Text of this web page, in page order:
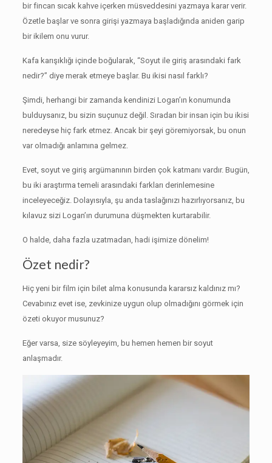
bir fincan sıcak kahve içerken müsveddesini yazmaya karar verir.
Özetle başlar ve sonra girişi yazmaya başladığında aniden garip
bir ikilem onu ​​vurur.
Kafa karışıklığı içinde boğularak, “Soyut ile giriş arasındaki fark
nedir?” diye merak etmeye başlar. Bu ikisi nasıl farklı?
Şimdi, herhangi bir zamanda kendinizi Logan’ın konumunda
bulduysanız, bu sizin suçunuz değil. Sıradan bir insan için bu ikisi
neredeyse hiç fark etmez. Ancak bir şeyi göremiyorsak, bu onun
var olmadığı anlamına gelmez.
Evet, soyut ve giriş argümanının birden çok katmanı vardır. Bugün,
bu iki araştırma temeli arasındaki farkları derinlemesine
inceleyeceğiz. Dolayısıyla, şu anda taslağınızı hazırlıyorsanız, bu
kılavuz sizi Logan’ın durumuna düşmekten kurtarabilir.
O halde, daha fazla uzatmadan, hadi işimize dönelim!
Özet nedir?
Hiç yeni bir film için bilet alma konusunda kararsız kaldınız mı?
Cevabınız evet ise, zevkinize uygun olup olmadığını görmek için
özeti okuyor musunuz?
Eğer varsa, size söyleyeyim, bu hemen hemen bir soyut
anlaşmadır.